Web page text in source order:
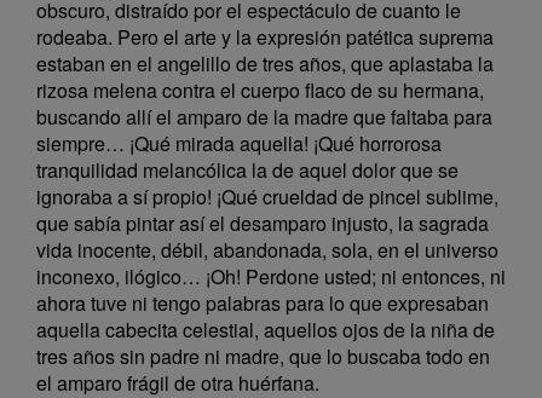
obscuro, distraído por el espectáculo de cuanto le
rodeaba. Pero el arte y la expresión patética suprema
estaban en el angelillo de tres años, que aplastaba la
rizosa melena contra el cuerpo flaco de su hermana,
buscando allí el amparo de la madre que faltaba para
siempre… ¡Qué mirada aquella! ¡Qué horrorosa
tranquilidad melancólica la de aquel dolor que se
ignoraba a sí propio! ¡Qué crueldad de pincel sublime,
que sabía pintar así el desamparo injusto, la sagrada
vida inocente, débil, abandonada, sola, en el universo
inconexo, ilógico… ¡Oh! Perdone usted; ni entonces, ni
ahora tuve ni tengo palabras para lo que expresaban
aquella cabecita celestial, aquellos ojos de la niña de
tres años sin padre ni madre, que lo buscaba todo en
el amparo frágil de otra huérfana.